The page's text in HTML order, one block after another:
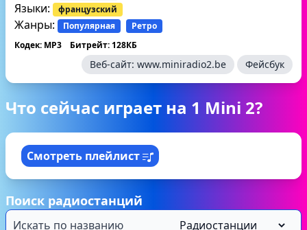
Языки: французский
Жанры: Популярная
Ретро
Кодек: MP3
Битрейт: 128КБ
Веб-сайт: www.miniradio2.be Фейсбук
Что сейчас играет на 1 Mini 2?
Смотреть плейлист
Поиск радиостанций